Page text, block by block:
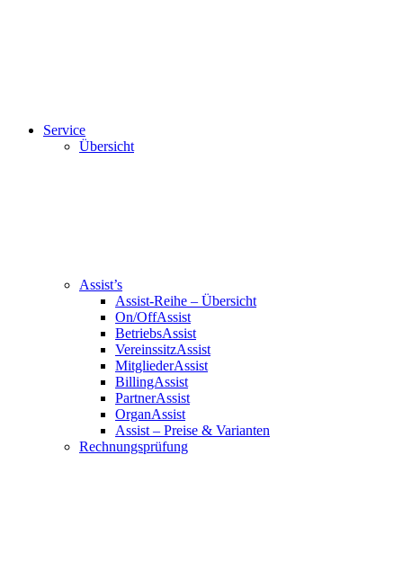
Service
Übersicht
Assist’s
Assist-Reihe – Übersicht
On/OffAssist
BetriebsAssist
VereinssitzAssist
MitgliederAssist
BillingAssist
PartnerAssist
OrganAssist
Assist – Preise & Varianten
Rechnungsprüfung